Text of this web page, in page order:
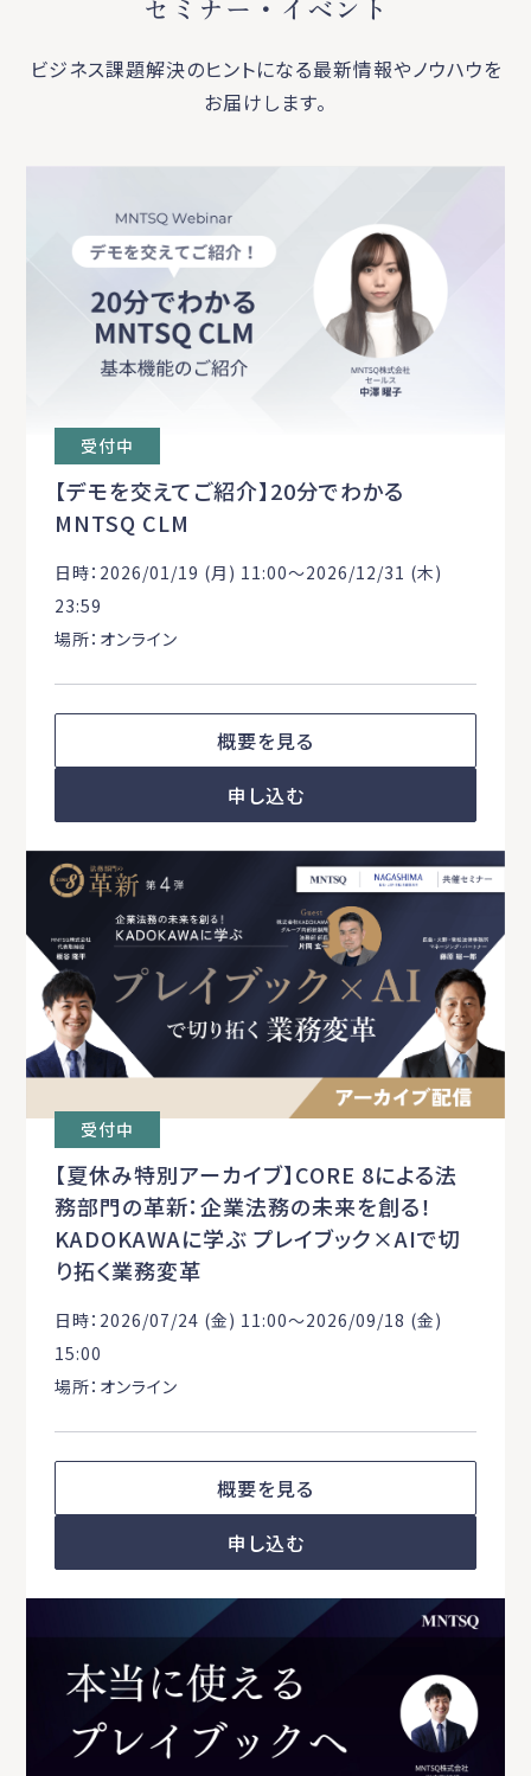
ビジネス課題解決のヒントになる最新情報やノウハウを
お届けします。
受付中
【デモを交えてご紹介】20分でわかる
MNTSQ CLM
日時：2026/01/19 (月) 11:00〜2026/12/31 (木)
23:59
場所：オンライン
概要を見る
申し込む
受付中
【夏休み特別アーカイブ】CORE 8による法
務部門の革新：企業法務の未来を創る！
KADOKAWAに学ぶ プレイブック×AIで切
り拓く業務変革
日時：2026/07/24 (金) 11:00〜2026/09/18 (金)
15:00
場所：オンライン
概要を見る
申し込む